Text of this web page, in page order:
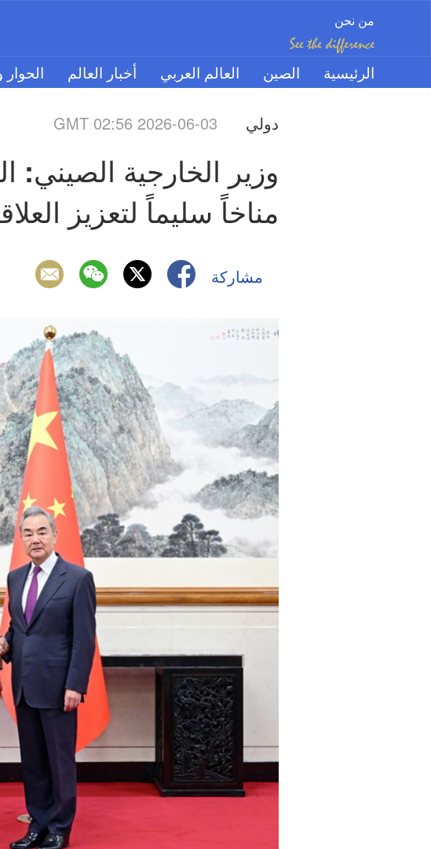
من نحن
الرئيسية الصين العالم العربي أخبار العالم الحوار
دولي GMT 02:56 2026-06-03
مناخاً سليماً لتعزيز
مشاركة